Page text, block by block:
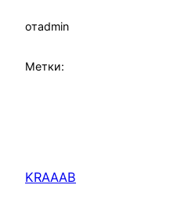
отadmin
Метки:
KRAAAB